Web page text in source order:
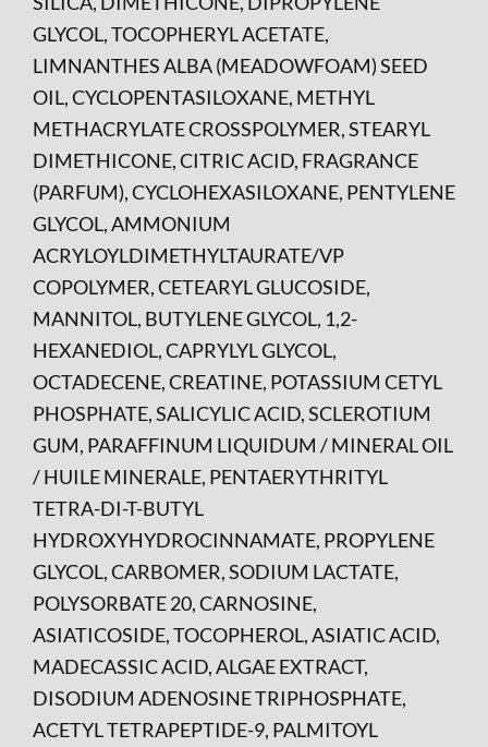
GLYCOL, TOCOPHERYL ACETATE,
LIMNANTHES ALBA (MEADOWFOAM) SEED
OIL, CYCLOPENTASILOXANE, METHYL
METHACRYLATE CROSSPOLYMER, STEARYL
DIMETHICONE, CITRIC ACID, FRAGRANCE
(PARFUM), CYCLOHEXASILOXANE, PENTYLENE
GLYCOL, AMMONIUM
ACRYLOYLDIMETHYLTAURATE/VP
COPOLYMER, CETEARYL GLUCOSIDE,
MANNITOL, BUTYLENE GLYCOL, 1,2-
HEXANEDIOL, CAPRYLYL GLYCOL,
OCTADECENE, CREATINE, POTASSIUM CETYL
PHOSPHATE, SALICYLIC ACID, SCLEROTIUM
GUM, PARAFFINUM LIQUIDUM / MINERAL OIL
/ HUILE MINERALE, PENTAERYTHRITYL
TETRA-DI-T-BUTYL
HYDROXYHYDROCINNAMATE, PROPYLENE
GLYCOL, CARBOMER, SODIUM LACTATE,
POLYSORBATE 20, CARNOSINE,
ASIATICOSIDE, TOCOPHEROL, ASIATIC ACID,
MADECASSIC ACID, ALGAE EXTRACT,
DISODIUM ADENOSINE TRIPHOSPHATE,
ACETYL TETRAPEPTIDE-9, PALMITOYL